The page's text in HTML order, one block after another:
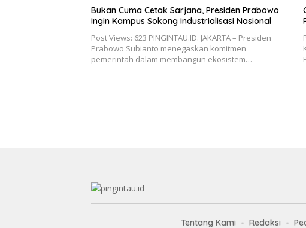
Bukan Cuma Cetak Sarjana, Presiden Prabowo
Ingin Kampus Sokong Industrialisasi Nasional
Post Views: 623 PINGINTAU.ID. JAKARTA – Presiden
Prabowo Subianto menegaskan komitmen
pemerintah dalam membangun ekosistem…
Tentang Kami Redaksi